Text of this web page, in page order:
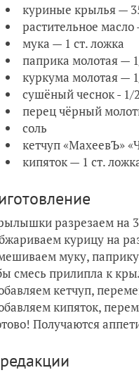
куриные крылья —
растительное масло
мука — 1 ст. ложка
паприка молотая —
куркума молотая —
сушёный чеснок - 1/
перец чёрный
соль
кетчуп «МахеевЪ»
кипяток — 1 ст.
разрезаем на
курицу на
муку,
смесь прилипла к
кетчуп,
кипяток,
Получаются